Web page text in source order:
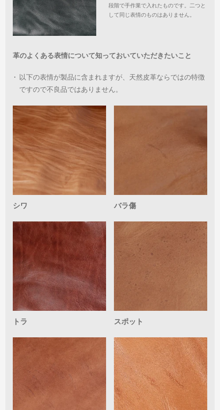
段階で手作業で入れたものです。二つと
して同じ表情のものはありません。
革のよくある表情について知っておいていただきたいこと
・
以下の表情が製品に含まれますが、天然皮革ならではの特徴
ですので不良品ではありません。
シワ バラ傷
トラ スポット